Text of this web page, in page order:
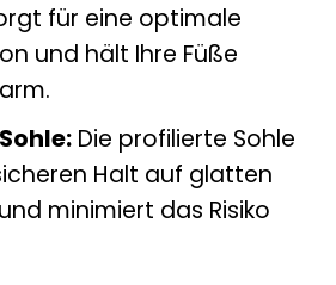
für eine optimale
und hält Ihre Füße
Die profilierte Sohle
Halt auf glatten
minimiert das Risiko